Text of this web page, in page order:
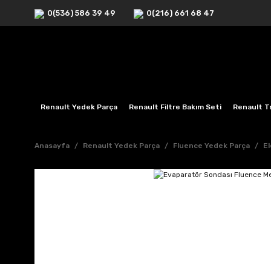
0(536) 586 39 49 0(216) 661 68 47
Renault Yedek Parça Renault Filtre Bakım Seti Renault
Anasayfa Renault Yedek Parça Fluence Yedek Parça